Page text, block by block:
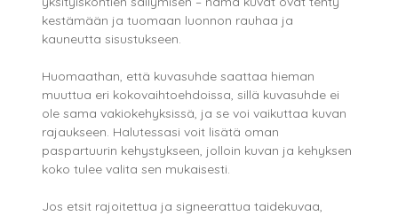
kestämään ja tuomaan luonnon rauhaa ja
kauneutta sisustukseen.
Huomaathan, että kuvasuhde saattaa hieman
muuttua eri kokovaihtoehdoissa, sillä kuvasuhde ei
ole sama vakiokehyksissä, ja se voi vaikuttaa kuvan
rajaukseen. Halutessasi voit lisätä oman
paspartuurin kehystykseen, jolloin kuvan ja kehyksen
koko tulee valita sen mukaisesti.
Jos etsit rajoitettua ja signeerattua taidekuvaa,